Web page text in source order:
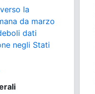
la
da marzo
dati
negli Stati